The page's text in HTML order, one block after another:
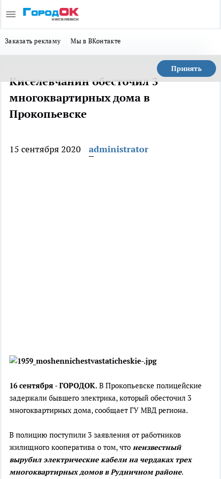
Заказать рекламу Мы в ВКонтакте
Принять
Киселевчанин обесточил 3
многоквартирных дома в
Прокопьевске
15 сентября 2020 administrator
16 сентября - ГОРОДОК. В Прокопьевске полицейские
задержали бывшего электрика, который обесточил 3
многоквартирных дома, сообщает ГУ МВД региона.
В полицию поступили 3 заявления от работников
жилищного кооператива о том, что неизвестный
вырубил электрические кабели на чердаках трех
многоквартирных домов в Рудничном районе.